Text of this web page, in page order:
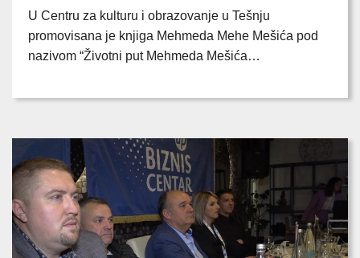
U Centru za kulturu i obrazovanje u Tešnju
promovisana je knjiga Mehmeda Mehe Mešića pod
nazivom “Životni put Mehmeda Mešića…